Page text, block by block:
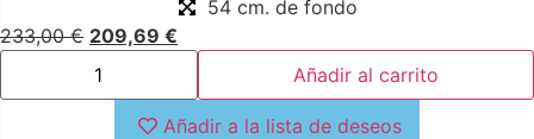
54 cm. de fondo
233,00€ 209,69 €
Añadir al carrito
Añadir a la lista de deseos